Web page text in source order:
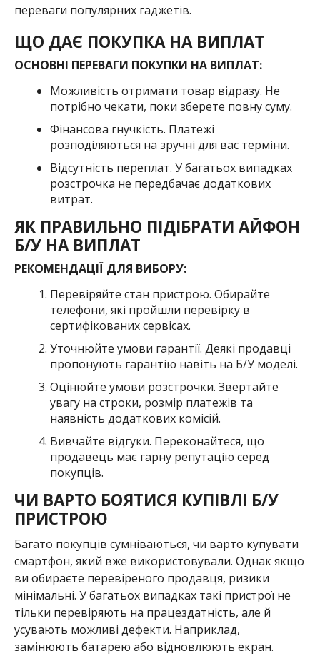
переваги популярних гаджетів.
ЩО ДАЄ ПОКУПКА НА ВИПЛАТ
ОСНОВНІ ПЕРЕВАГИ ПОКУПКИ НА ВИПЛАТ:
Можливість отримати товар відразу. Не
потрібно чекати, поки зберете повну суму.
Фінансова гнучкість. Платежі
розподіляються на зручні для вас терміни.
Відсутність переплат. У багатьох випадках
розстрочка не передбачає додаткових
витрат.
ЯК ПРАВИЛЬНО ПІДІБРАТИ АЙФОН
Б/У НА ВИПЛАТ
РЕКОМЕНДАЦІЇ ДЛЯ ВИБОРУ:
Перевіряйте стан пристрою. Обирайте
телефони, які пройшли перевірку в
сертифікованих сервісах.
Уточнюйте умови гарантії. Деякі продавці
пропонують гарантію навіть на Б/У моделі.
Оцінюйте умови розстрочки. Звертайте
увагу на строки, розмір платежів та
наявність додаткових комісій.
Вивчайте відгуки. Переконайтеся, що
продавець має гарну репутацію серед
покупців.
ЧИ ВАРТО БОЯТИСЯ КУПІВЛІ Б/У
ПРИСТРОЮ
Багато покупців сумніваються, чи варто купувати
смартфон, який вже використовували. Однак якщо
ви обираєте перевіреного продавця, ризики
мінімальні. У багатьох випадках такі пристрої не
тільки перевіряють на працездатність, але й
усувають можливі дефекти. Наприклад,
замінюють батарею або відновлюють екран.